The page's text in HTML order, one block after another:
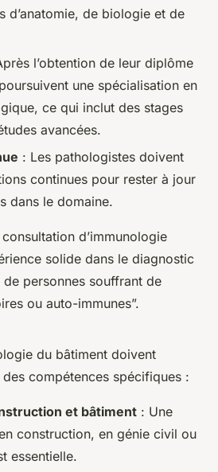
d’anatomie, de biologie et de
l’obtention de leur diplôme
une spécialisation en
ce qui inclut des stages
avancées.
: Les pathologistes doivent
continues pour rester à jour
dans le domaine.
d’immunologie
solide dans le diagnostic
personnes souffrant de
ou auto-immunes”.
du bâtiment doivent
compétences spécifiques :
et bâtiment : Une
construction, en génie civil ou
essentielle.